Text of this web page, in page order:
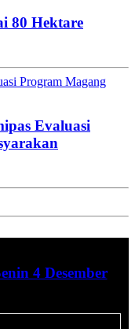
80 Hektare
Program Magang
Evaluasi
4 Desember